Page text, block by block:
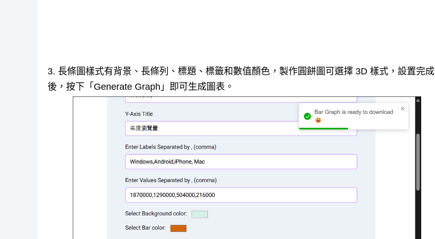
3. 長條圖樣式有背景、長條列、標題、標籤和數值顏色，製作圓餅圖可選擇 3D 樣式，設置完成
後，按下「Generate Graph」即可生成圖表。